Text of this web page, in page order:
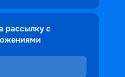
рассылку с